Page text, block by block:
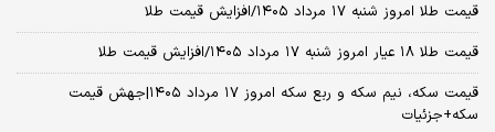
قیمت طلا امروز شنبه ۱۷ مرداد ۱۴۰۵/افزایش قیمت طلا
قیمت طلا ۱۸ عیار امروز شنبه ۱۷ مرداد ۱۴۰۵/افزایش قیمت طلا
قیمت سکه، نیم سکه و ربع سکه امروز ۱۷ مرداد ۱۴۰۵|جهش قیمت
سکه+جزئیات